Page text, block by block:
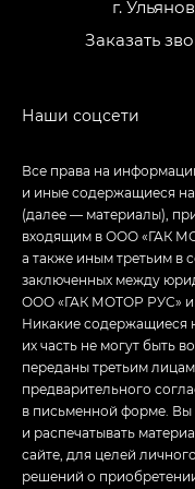
Empow —
г.
Заказать
Все права на
и иные содержащиеся
(далее — материалы),
входящим в ООО «ГАК
а также иным третьим в
заключенных между
ООО «ГАК МОТОР РУС» и
Никакие содержащиеся
их часть не могут быть
переданы третьим
предварительного
в письменной форме. Вы
и распечатывать
сайте, для целей
решений о